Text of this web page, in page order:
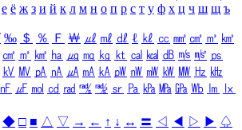
е ё ж з и й к л м н о п р с т у ф х ц ч ш щ ъ
‰ ＄ ％ Ｆ ￦ ㎕ ㎖ ㎗ ℓ ㎘ ㏄ ㎣ ㎤ ㎥ ㎦
㎠ ㎡ ㎢ ㏊ ㎍ ㎎ ㎏ ㏏ ㎈ ㎉ ㏈ ㎧ ㎨ ㎰
㎸ ㎹ ㎀ ㎁ ㎂ ㎃ ㎄ ㎺ ㎻ ㎽ ㎾ ㎿ ㎐ ㎑
㎋ ㎌ ㏖ ㏅ ㎭ ㎮ ㎯ ㏛ ㎩ ㎪ ㎫ ㎬ ㏝ ㏐
㏓
◆ □ ■ △ ▽ → ← ↑ ↓ ↔ 〓 ◁ ◀ ▷ ▶ ♤